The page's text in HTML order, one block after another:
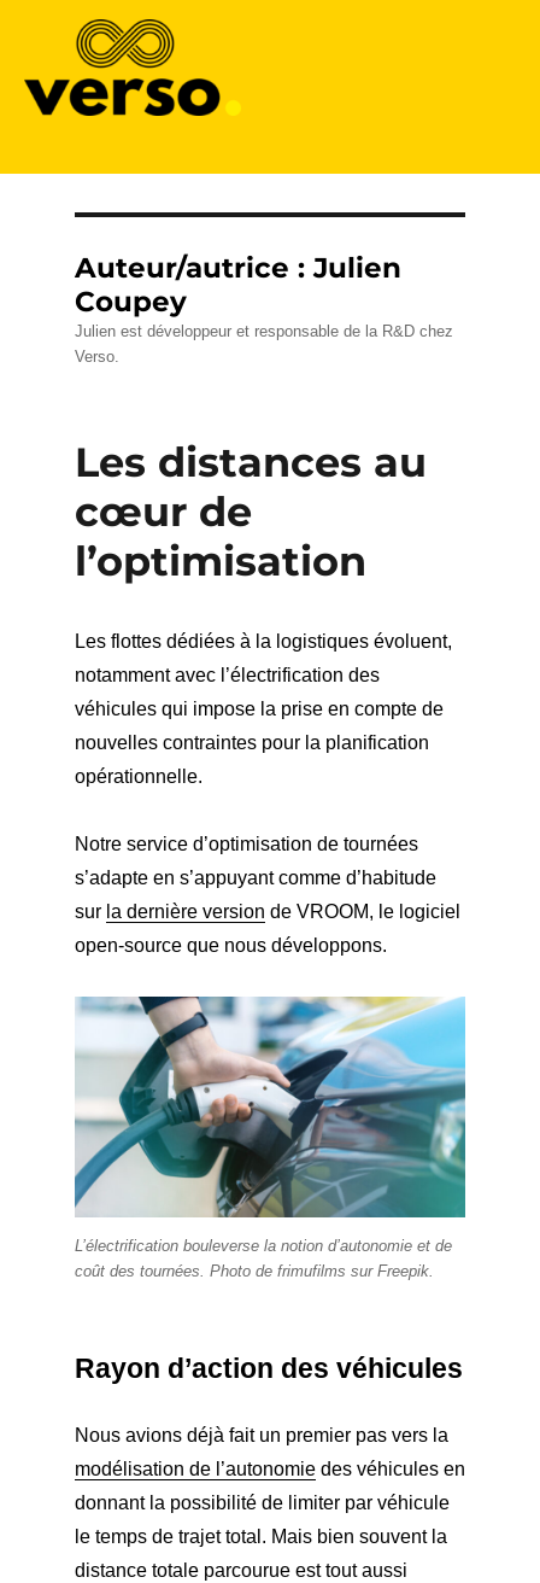
Auteur/autrice :Julien
Coupey
Julien est développeur et responsable de la R&D chez
Verso.
Les distances au
cœur de
l’optimisation
Les flottes dédiées à la logistiques évoluent,
notamment avec l’électrification des
véhicules qui impose la prise en compte de
nouvelles contraintes pour la planification
opérationnelle.
Notre service d’optimisation de tournées
s’adapte en s’appuyant comme d’habitude
sur la dernière version de VROOM, le logiciel
open-source que nous développons.
L’électrification bouleverse la notion d’autonomie et de
coût des tournées. Photo de frimufilms sur Freepik.
Rayon d’action des véhicules
Nous avions déjà fait un premier pas vers la
modélisation de l’autonomiedes véhicules en
donnant la possibilité de limiter par véhicule
le temps de trajet total. Mais bien souvent la
distance totale parcourue est tout aussi